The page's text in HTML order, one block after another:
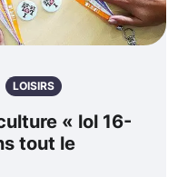
LOISIRS
« lol 16-
tout le